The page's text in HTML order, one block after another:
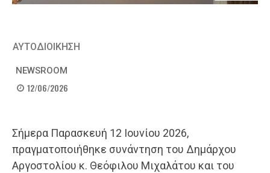
ΑΥΤΟΔΙΟΙΚΗΣΗ
NEWSROOM
12/06/2026
Σήμερα Παρασκευή 12 Ιουνίου 2026,
πραγματοποιήθηκε συνάντηση του Δημάρχου
Αργοστολίου κ. Θεόφιλου Μιχαλάτου και του